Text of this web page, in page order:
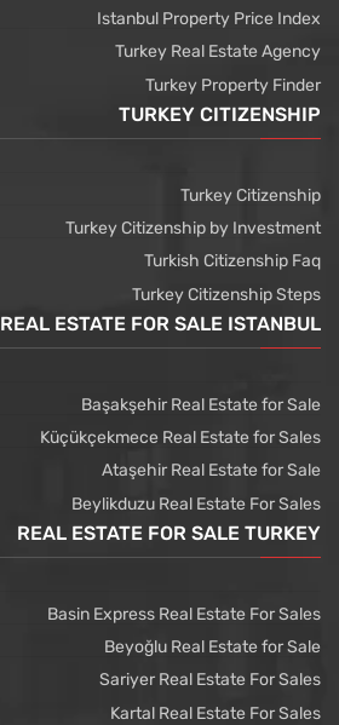
Istanbul Property Price Index
Turkey Real Estate Agency
Turkey Property Finder
TURKEY CITIZENSHIP
Turkey Citizenship
Turkey Citizenship by Investment
Turkish Citizenship Faq
Turkey Citizenship Steps
REAL ESTATE FOR SALE ISTANBUL
Başakşehir Real Estate for Sale
Küçükçekmece Real Estate for Sales
Ataşehir Real Estate for Sale
Beylikduzu Real Estate For Sales
REAL ESTATE FOR SALE TURKEY
Basin Express Real Estate For Sales
Beyoğlu Real Estate for Sale
Sariyer Real Estate For Sales
Kartal Real Estate For Sales